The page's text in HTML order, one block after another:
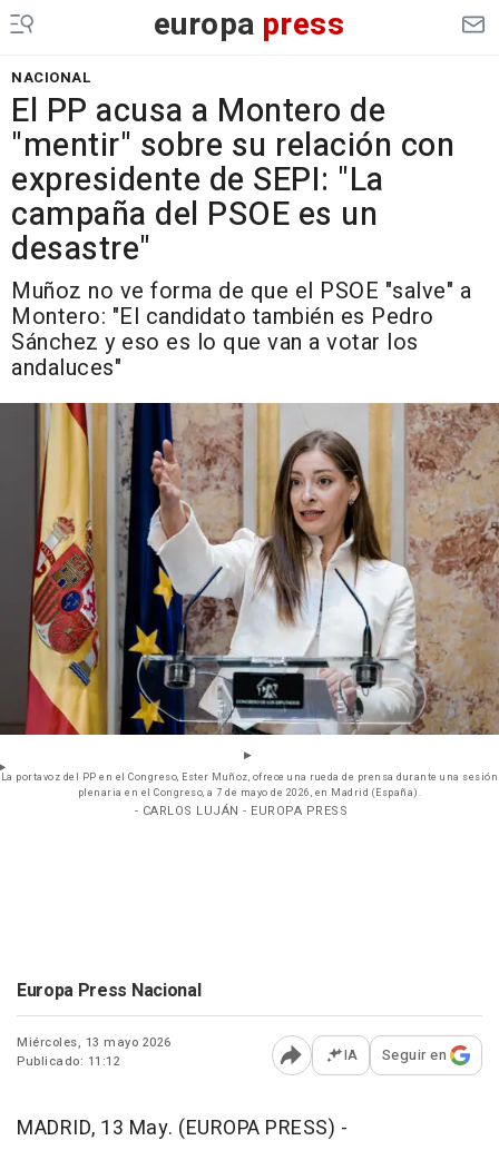
europa press
NACIONAL
El PP acusa a Montero de
"mentir" sobre su relación con
expresidente de SEPI: "La
campaña del PSOE es un
desastre"
Muñoz no ve forma de que el PSOE "salve" a
Montero: "El candidato también es Pedro
Sánchez y eso es lo que van a votar los
andaluces"
La portavoz del PP en el Congreso, Ester Muñoz, ofrece una rueda de prensa durante una sesión
plenaria en el Congreso, a 7 de mayo de 2026, en Madrid (España).
- CARLOS LUJÁN - EUROPA PRESS
Europa Press Nacional
Miércoles, 13 mayo 2026
Publicado: 11:12
Abrir opciones para
IA Seguir en
MADRID, 13 May. (EUROPA PRESS) -